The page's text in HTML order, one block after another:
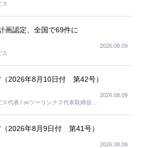
ス
画認定、全国で69件に
ス
2026.08.09
（2026年8月10日付 第42号）
代表 / ㈱ツーリンクス代表取締役社
2026.08.09
（2026年8月9日付 第41号）
2026.08.09